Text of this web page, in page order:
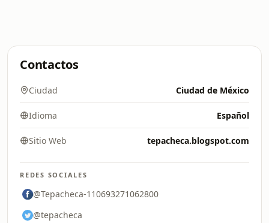
Contactos
Ciudad Ciudad de México
Idioma Español
Sitio Web tepacheca.blogspot.com
REDES SOCIALES
@Tepacheca-110693271062800
@tepacheca